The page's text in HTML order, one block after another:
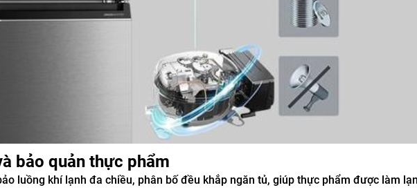
bảo quản thực phẩm
luồng khí lạnh đa chiều, phân bố đều khắp ngăn tủ, giúp thực phẩm được làm